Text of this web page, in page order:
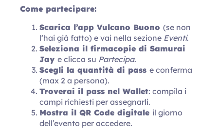
Come partecipare:
Scarica l’app Vulcano Buono(se non
l’hai già fatto) e vai nella sezione Eventi.
Seleziona il firmacopie di Samurai
Jaye clicca su Partecipa.
Scegli la quantità di passe conferma
(max 2 a persona).
Troverai il pass nel Wallet: compila i
campi richiesti per assegnarli.
Mostra il QR Code digitale il giorno
dell’evento per accedere.